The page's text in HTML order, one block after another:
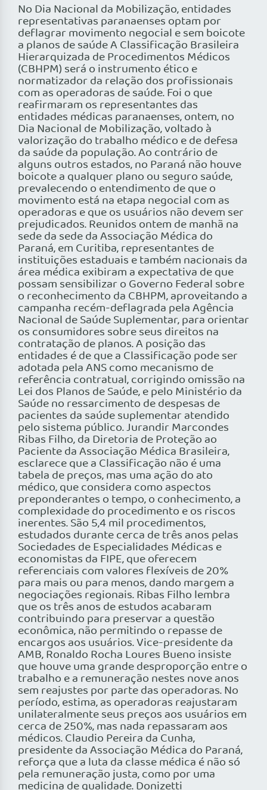
No Dia Nacional da Mobilização, entidades
representativas paranaenses optam por
deflagrar movimento negocial e sem boicote
a planos de saúde A Classificação Brasileira
Hierarquizada de Procedimentos Médicos
(CBHPM) será o instrumento ético e
normatizador da relação dos profissionais
com as operadoras de saúde. Foi o que
reafirmaram os representantes das
entidades médicas paranaenses, ontem, no
Dia Nacional de Mobilização, voltado à
valorização do trabalho médico e de defesa
da saúde da população. Ao contrário de
alguns outros estados, no Paraná não houve
boicote a qualquer plano ou seguro saúde,
prevalecendo o entendimento de que o
movimento está na etapa negocial com as
operadoras e que os usuários não devem ser
prejudicados. Reunidos ontem de manhã na
sede da sede da Associação Médica do
Paraná, em Curitiba, representantes de
instituições estaduais e também nacionais da
área médica exibiram a expectativa de que
possam sensibilizar o Governo Federal sobre
o reconhecimento da CBHPM, aproveitando a
campanha recém-deflagrada pela Agência
Nacional de Saúde Suplementar, para orientar
os consumidores sobre seus direitos na
contratação de planos. A posição das
entidades é de que a Classificação pode ser
adotada pela ANS como mecanismo de
referência contratual, corrigindo omissão na
Lei dos Planos de Saúde, e pelo Ministério da
Saúde no ressarcimento de despesas de
pacientes da saúde suplementar atendido
pelo sistema público. Jurandir Marcondes
Ribas Filho, da Diretoria de Proteção ao
Paciente da Associação Médica Brasileira,
esclarece que a Classificação não é uma
tabela de preços, mas uma ação do ato
médico, que considera como aspectos
preponderantes o tempo, o conhecimento, a
complexidade do procedimento e os riscos
inerentes. São 5,4 mil procedimentos,
estudados durante cerca de três anos pelas
Sociedades de Especialidades Médicas e
economistas da FIPE, que oferecem
referenciais com valores flexíveis de 20%
para mais ou para menos, dando margem a
negociações regionais. Ribas Filho lembra
que os três anos de estudos acabaram
contribuindo para preservar a questão
econômica, não permitindo o repasse de
encargos aos usuários. Vice-presidente da
AMB, Ronaldo Rocha Loures Bueno insiste
que houve uma grande desproporção entre o
trabalho e a remuneração nestes nove anos
sem reajustes por parte das operadoras. No
período, estima, as operadoras reajustaram
unilateralmente seus preços aos usuários em
cerca de 250%, mas nada repassaram aos
médicos. Claudio Pereira da Cunha,
presidente da Associação Médica do Paraná,
reforça que a luta da classe médica é não só
pela remuneração justa, como por uma